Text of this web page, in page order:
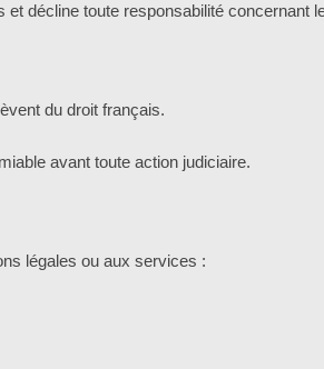
décline toute responsabilité concernant
du droit français.
avant toute action judiciaire.
légales ou aux services :